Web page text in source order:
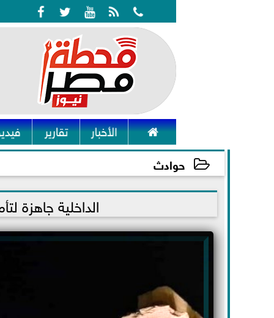
    
 الأخبار تقارير
حوادث
2021-11-25 12:41:14 الداخلية جاهزة